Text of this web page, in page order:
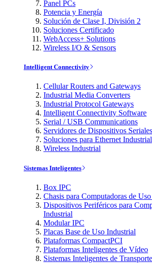
Panel PCs
Potencia y Energía
Solución de Clase I, División 2
Soluciones Certificado
WebAccess+ Solutions
Wireless I/O & Sensors
Intelligent Connectivity
Cellular Routers and Gateways
Industrial Media Converters
Industrial Protocol Gateways
Intelligent Connectivity Software
Serial / USB Communications
Servidores de Dispositivos Seriales
Soluciones para Ethernet Industrial
Wireless Industrial
Sistemas Inteligentes
Box IPC
Chasis para Computadoras de
Dispositivos Periféricos para
Industrial
Modular IPC
Placas Base de Uso Industrial
Plataformas CompactPCI
Plataformas Inteligentes de Vídeo
Sistemas Inteligentes de Transporte